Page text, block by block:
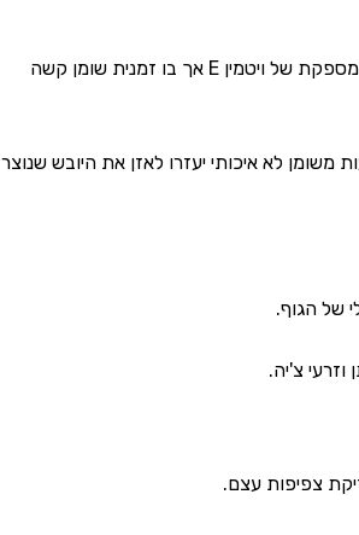
כן צריך לשים לב למידתיות מכיוון שמזון עם שומן איכותי חיוני לנו לצריכה מספקת של ויטמין E אך בו זמנית שומן קשה
או אגוזים ביום והמנעות משומן לא איכותי יעזרו לאזן את היובש שנוצר
צפיפות עצם.